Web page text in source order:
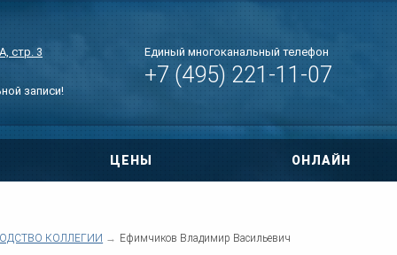
стр. 3
записи!
Единый многоканальный телефон
+7 (495) 221-11-07
ЦЕНЫ ОНЛАЙН
КОЛЛЕГИИ Ефимчиков Владимир Васильевич